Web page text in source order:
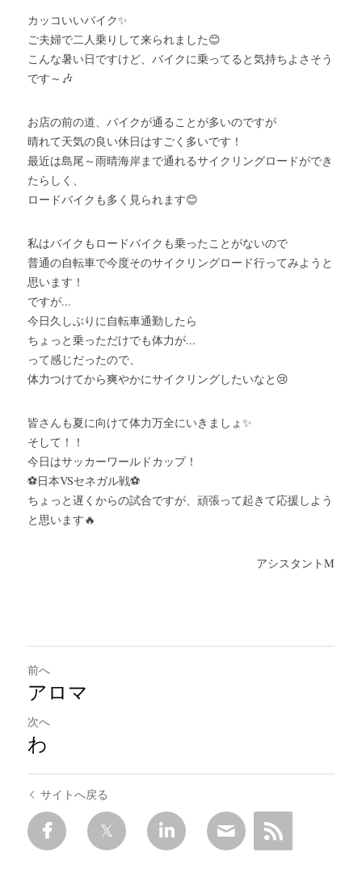
カッコいいバイク✨
ご夫婦で二人乗りして来られました😊
こんな暑い日ですけど、バイクに乗ってると気持ちよさそう
です～🎶
お店の前の道、バイクが通ることが多いのですが
晴れて天気の良い休日はすごく多いです！
最近は島尾～雨晴海岸まで通れるサイクリングロードができ
たらしく、
ロードバイクも多く見られます😊
私はバイクもロードバイクも乗ったことがないので
普通の自転車で今度そのサイクリングロード行ってみようと
思います！
ですが...
今日久しぶりに自転車通勤したら
ちょっと乗っただけでも体力が...
って感じだったので、
体力つけてから爽やかにサイクリングしたいなと😢
皆さんも夏に向けて体力万全にいきましょ✨
そして！！
今日はサッカーワールドカップ！
⚽日本VSセネガル戦⚽
ちょっと遅くからの試合ですが、頑張って起きて応援しよう
と思います🔥
アシスタントM
前へ
アロマ
次へ
わ
サイトへ戻る